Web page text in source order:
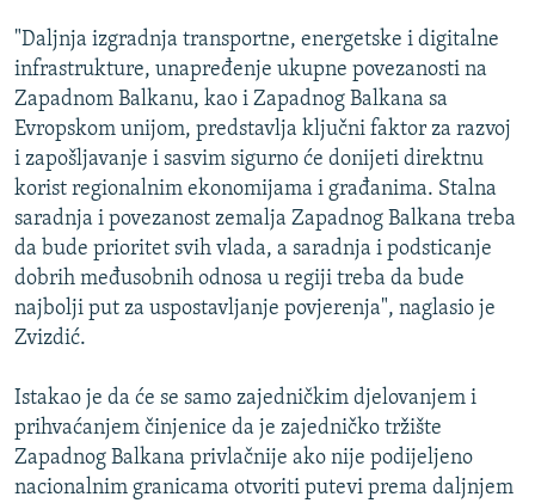
"Daljnja izgradnja transportne, energetske i digitalne
infrastrukture, unapređenje ukupne povezanosti na
Zapadnom Balkanu, kao i Zapadnog Balkana sa
Evropskom unijom, predstavlja ključni faktor za razvoj
i zapošljavanje i sasvim sigurno će donijeti direktnu
korist regionalnim ekonomijama i građanima. Stalna
saradnja i povezanost zemalja Zapadnog Balkana treba
da bude prioritet svih vlada, a saradnja i podsticanje
dobrih međusobnih odnosa u regiji treba da bude
najbolji put za uspostavljanje povjerenja", naglasio je
Zvizdić.
Istakao je da će se samo zajedničkim djelovanjem i
prihvaćanjem činjenice da je zajedničko tržište
Zapadnog Balkana privlačnije ako nije podijeljeno
nacionalnim granicama otvoriti putevi prema daljnjem